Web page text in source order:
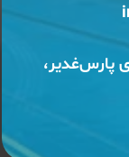
پارس‌غدیر،